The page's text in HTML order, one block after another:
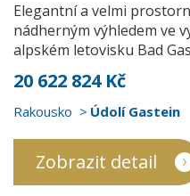
Elegantní a velmi
nádherným výhledem ve
alpském letovisku Bad
20 622 824 Kč
Rakousko Údolí Gastein
Zobrazit detail